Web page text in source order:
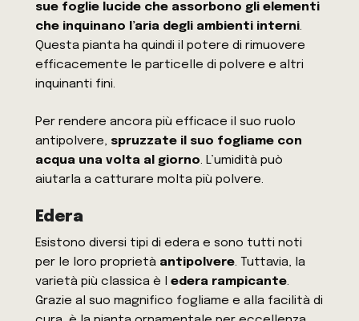
sue foglie lucide che assorbono gli elementi
che inquinano l’aria degli ambienti interni.
Questa pianta ha quindi il potere di rimuovere
efficacemente le particelle di polvere e altri
inquinanti fini.
Per rendere ancora più efficace il suo ruolo
antipolvere, spruzzate il suo fogliame con
acqua una volta al giorno. L’umidità può
aiutarla a catturare molta più polvere.
Edera
Esistono diversi tipi di edera e sono tutti noti
per le loro proprietà antipolvere. Tuttavia, la
varietà più classica è ledera rampicante.
Grazie al suo magnifico fogliame e alla facilità di